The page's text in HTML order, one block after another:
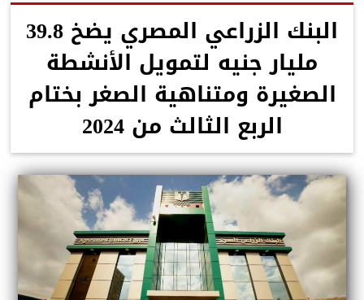
البنك الزراعي المصري يضخ 39.8
مليار جنيه لتمويل الأنشطة
الصغيرة ومتناهية الصغر بختام
الربع الثالث من 2024